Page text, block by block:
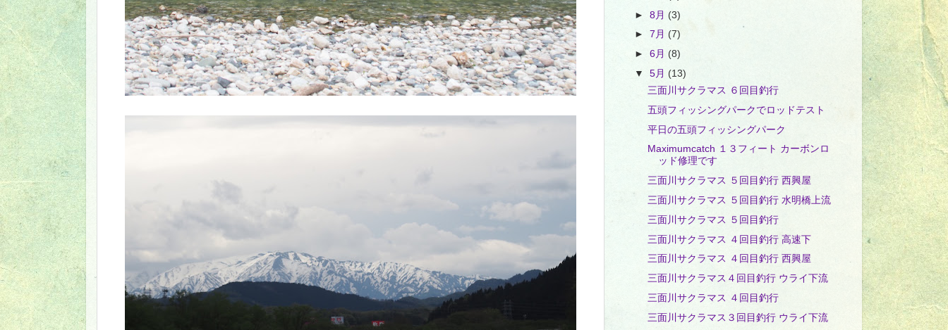
►8月(3)
►7月 (7)
►6月(8)
▼5月(13)
三面川サクラマス ６回目釣行
五頭フィッシングパークでロッドテスト
平日の五頭フィッシングパーク
Maximumcatch １３フィート カーボンロ
ッド修理です
三面川サクラマス ５回目釣行 西興屋
三面川サクラマス ５回目釣行 水明橋上流
三面川サクラマス ５回目釣行
三面川サクラマス ４回目釣行 高速下
三面川サクラマス ４回目釣行 西興屋
三面川サクラマス４回目釣行 ウライ下流
三面川サクラマス ４回目釣行
三面川サクラマス３回目釣行 ウライ下流